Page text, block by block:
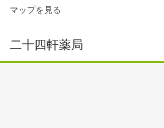
マップを見る
二十四軒薬局